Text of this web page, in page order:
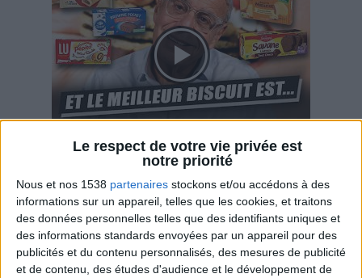
Le respect de votre vie privée est
notre priorité
Nous et nos 1538 partenaires stockons et/ou accédons à des
informations sur un appareil, telles que les cookies, et traitons
des données personnelles telles que des identifiants uniques et
des informations standards envoyées par un appareil pour des
publicités et du contenu personnalisés, des mesures de publicité
et de contenu, des études d'audience et le développement de
Savane, LU, Pepito, Harrys... Que valent vraiment
ces gâteaux ?
Webinaires en direct Voir tout